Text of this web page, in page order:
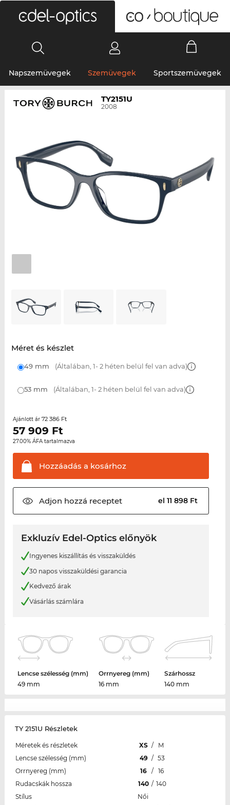
Napszemüvegek Szemüvegek Sportszemüvegek
TY2151U
2008
Méret és készlet
49 mm (Általában, 1- 2 héten belül fel van adva)
53 mm (Általában, 1- 2 héten belül fel van adva)
Ajánlott ár 72 386 Ft
57 909 Ft
27.00% ÁFA tartalmazva
Hozzáadás a kosárhoz
Adjon hozzá receptet el 11 898 Ft
Exkluzív Edel-Optics előnyök
Ingyenes kiszállítás és visszaküldés
30 napos visszaküldési garancia
Kedvező árak
Vásárlás számlára
Lencse szélesség (mm)
49 mm
Orrnyereg (mm)
16 mm
Szárhossz
140 mm
TY 2151U Részletek
Méretek és részletek XS /
M
Lencse szélesség (mm)
49 / 53
Orrnyereg (mm)
16 /
16
Rudacskák hossza
140 / 140
Stílus
Női